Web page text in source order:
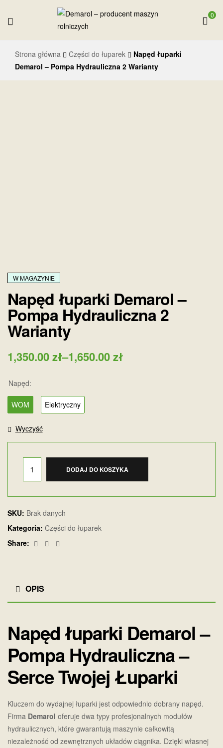
–
0
Strona główna Części do łuparek
Napęd łuparki
Demarol – Pompa Hydrauliczna 2 Warianty
W MAGAZYNIE
Napęd łuparki Demarol –
Pompa Hydrauliczna 2
Warianty
1,350.00zł–1,650.00zł
Napęd:
WOM Elektryczny
Wyczyść
DODAJ DO KOSZYKA
SKU: Brak danych
Kategoria: Części do łuparek
Share:
Facebook
Twitter
OPIS
Napęd łuparki Demarol –
Pompa Hydrauliczna –
Serce Twojej Łuparki
Kluczem do wydajnej łuparki jest odpowiednio dobrany napęd.
Firma Demarol oferuje dwa typy profesjonalnych modułów
hydraulicznych, które gwarantują maszynie całkowitą
niezależność od zewnętrznych układów ciągnika. Dzięki własnej